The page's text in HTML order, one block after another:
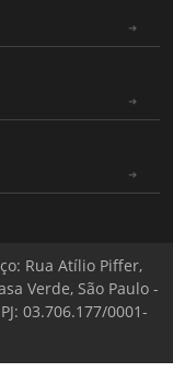
Rua Atílio Piffer,
Verde, São Paulo -
03.706.177/0001-